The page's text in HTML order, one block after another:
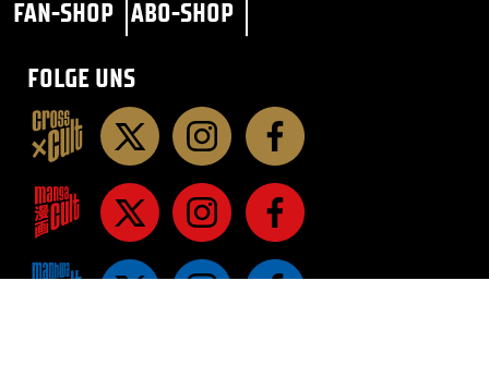
FAN-SHOP ABO-SHOP
FOLGE UNS